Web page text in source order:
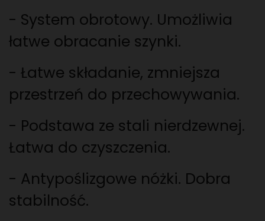
- System obrotowy. Umożliwia
łatwe obracanie szynki.
- Łatwe składanie, zmniejsza
przestrzeń do przechowywania.
- Podstawa ze stali nierdzewnej.
Łatwa do czyszczenia.
- Antypoślizgowe nóżki. Dobra
stabilność.